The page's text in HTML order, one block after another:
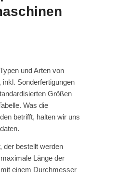
und Arten von
Sonderfertigungen
Größen
Was die
betrifft, halten wir uns
der bestellt werden
Länge der
einem Durchmesser